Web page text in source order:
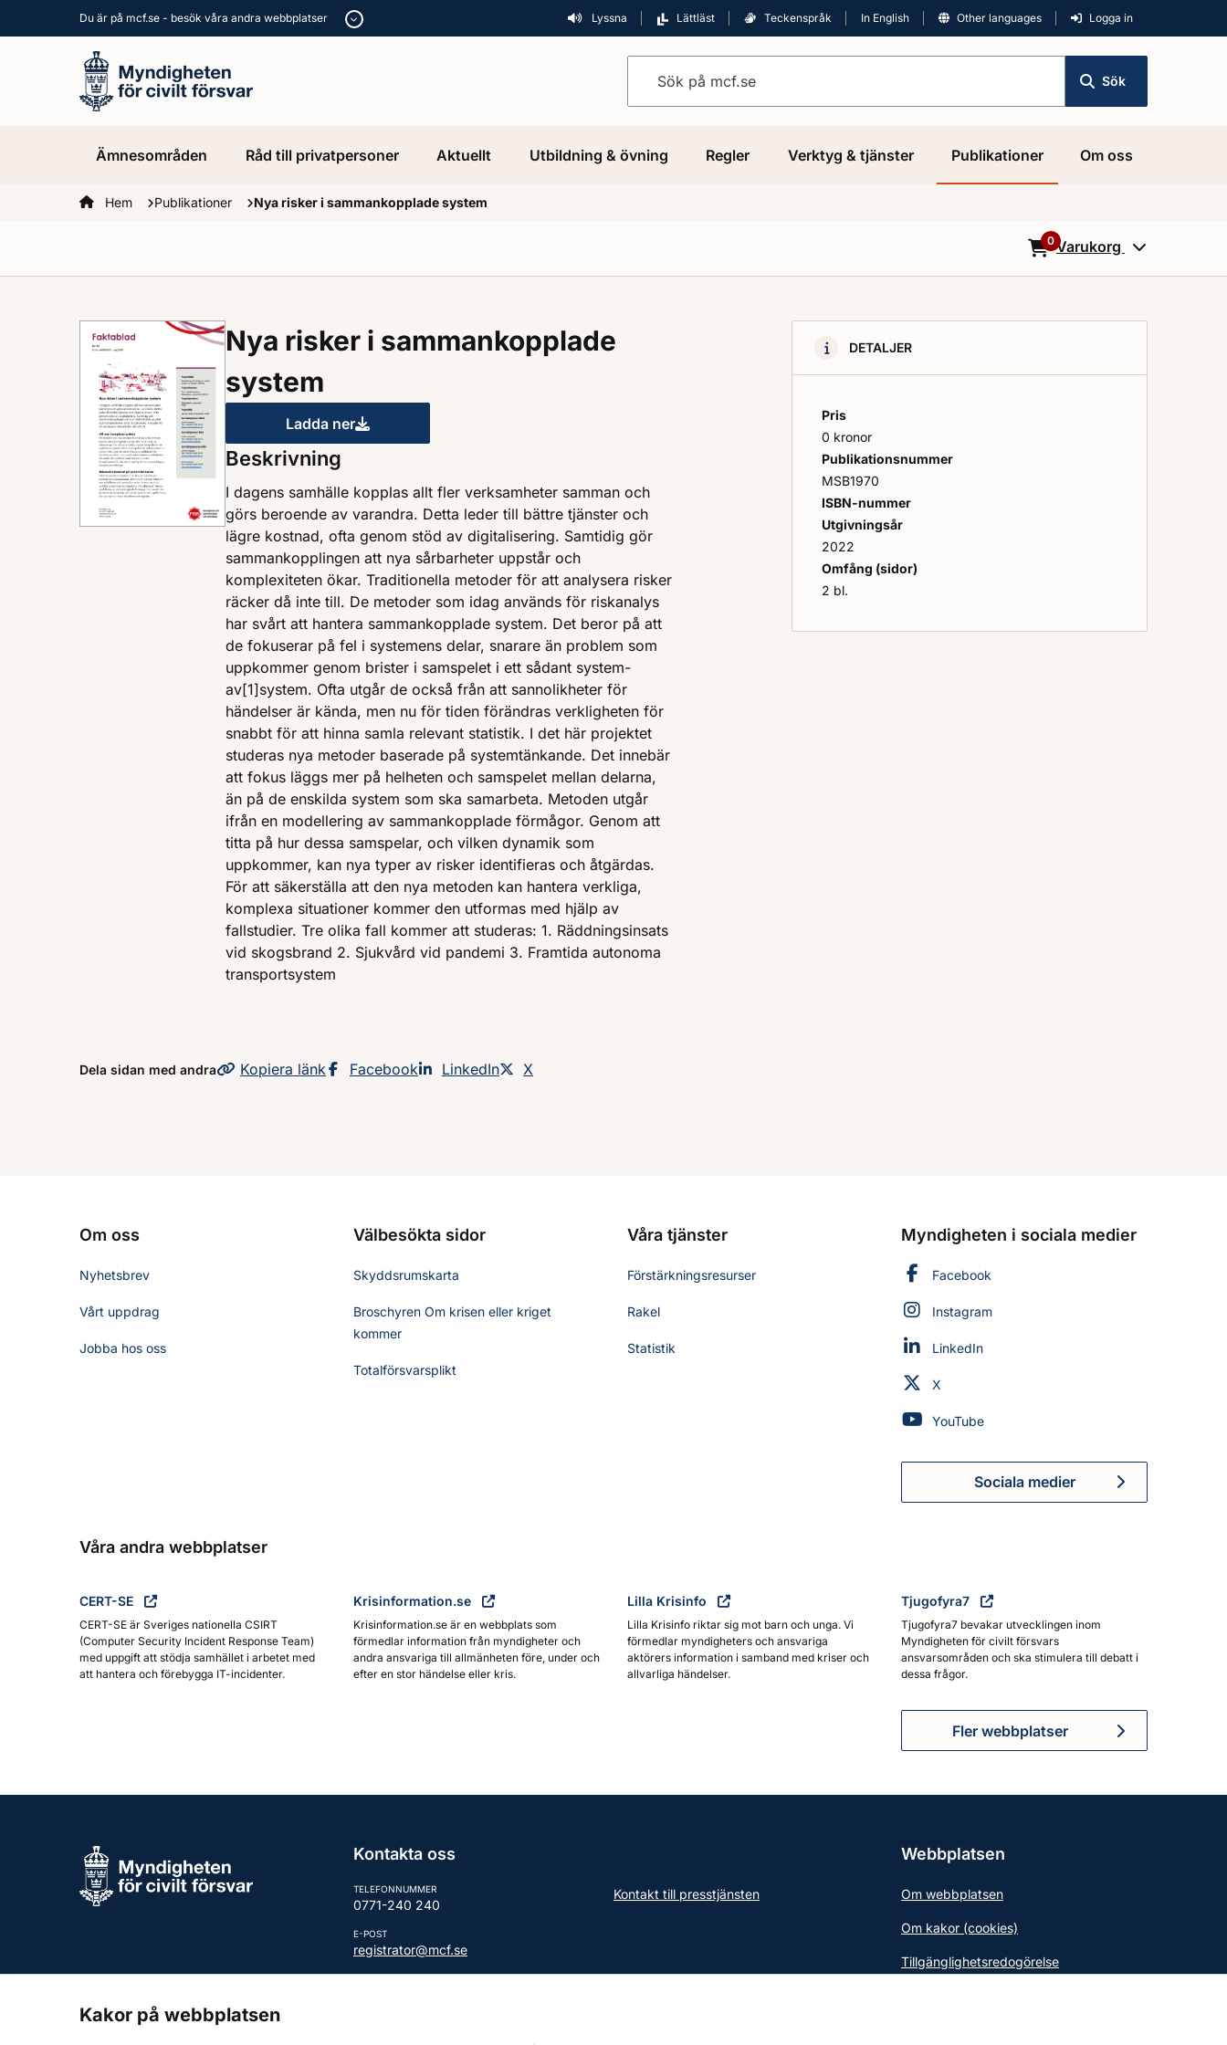
Du är på mcf.se - besök våra andra webbplatser Lyssna Lättläst Teckenspråk In English Other languages Logga in
Sök
Ämnesområden Råd till privatpersoner Aktuellt Utbildning & övning Regler Verktyg & tjänster Publikationer Om oss
Startsidan
Hem Publikationer Nya risker i sammankopplade system
0Varukorg
Nya risker i sammankopplade
system
Ladda ner
Nya risker i sammankopplade system
Beskrivning
I dagens samhälle kopplas allt fler verksamheter samman och
görs beroende av varandra. Detta leder till bättre tjänster och
lägre kostnad, ofta genom stöd av digitalisering. Samtidig gör
sammankopplingen att nya sårbarheter uppstår och
komplexiteten ökar. Traditionella metoder för att analysera risker
räcker då inte till. De metoder som idag används för riskanalys
har svårt att hantera sammankopplade system. Det beror på att
de fokuserar på fel i systemens delar, snarare än problem som
uppkommer genom brister i samspelet i ett sådant system-
av[1]system. Ofta utgår de också från att sannolikheter för
händelser är kända, men nu för tiden förändras verkligheten för
snabbt för att hinna samla relevant statistik. I det här projektet
studeras nya metoder baserade på systemtänkande. Det innebär
att fokus läggs mer på helheten och samspelet mellan delarna,
än på de enskilda system som ska samarbeta. Metoden utgår
ifrån en modellering av sammankopplade förmågor. Genom att
titta på hur dessa samspelar, och vilken dynamik som
uppkommer, kan nya typer av risker identifieras och åtgärdas.
För att säkerställa att den nya metoden kan hantera verkliga,
komplexa situationer kommer den utformas med hjälp av
fallstudier. Tre olika fall kommer att studeras: 1. Räddningsinsats
vid skogsbrand 2. Sjukvård vid pandemi 3. Framtida autonoma
transportsystem
DETALJER
Pris
0 kronor
Publikationsnummer
MSB1970
ISBN-nummer
Utgivningsår
2022
Omfång (sidor)
2 bl.
Dela sidan med andra Kopiera sidans
länk Dela sidan på
Facebook Dela sidan på
LinkedIn Dela sidan på
X
Om oss
Nyhetsbrev
Vårt uppdrag
Jobba hos oss
Välbesökta sidor
Skyddsrumskarta
Broschyren Om krisen eller kriget
kommer
Totalförsvarsplikt
Våra tjänster
Förstärkningsresurser
Rakel
Statistik
Myndigheten i sociala medier
Myndigheten för civilt försvar på
Facebook
Myndigheten för civilt försvar på
Instagram
Myndigheten för civilt försvar på
LinkedIn
Myndigheten för civilt försvar på
X
Myndigheten för civilt försvar på
YouTube
Myndigheten för civilt
Sociala medier
Våra andra webbplatser
CERT-SE
CERT-SE är Sveriges nationella CSIRT
(Computer Security Incident Response Team)
med uppgift att stödja samhället i arbetet med
att hantera och förebygga IT-incidenter.
Krisinformation.se
Krisinformation.se är en webbplats som
förmedlar information från myndigheter och
andra ansvariga till allmänheten före, under och
efter en stor händelse eller kris.
Lilla Krisinfo
Lilla Krisinfo riktar sig mot barn och unga. Vi
förmedlar myndigheters och ansvariga
aktörers information i samband med kriser och
allvarliga händelser.
Tjugofyra7
Tjugofyra7 bevakar utvecklingen inom
Myndigheten för civilt försvars
ansvarsområden och ska stimulera till debatt i
dessa frågor.
Fler webbplatser
Kontakta oss
TELEFONNUMMER
0771-240 240
E-POST
registrator@mcf.se
Kontakt till presstjänsten
Webbplatsen
Om webbplatsen
Om kakor (cookies)
Tillgänglighetsredogörelse
Kakor på webbplatsen